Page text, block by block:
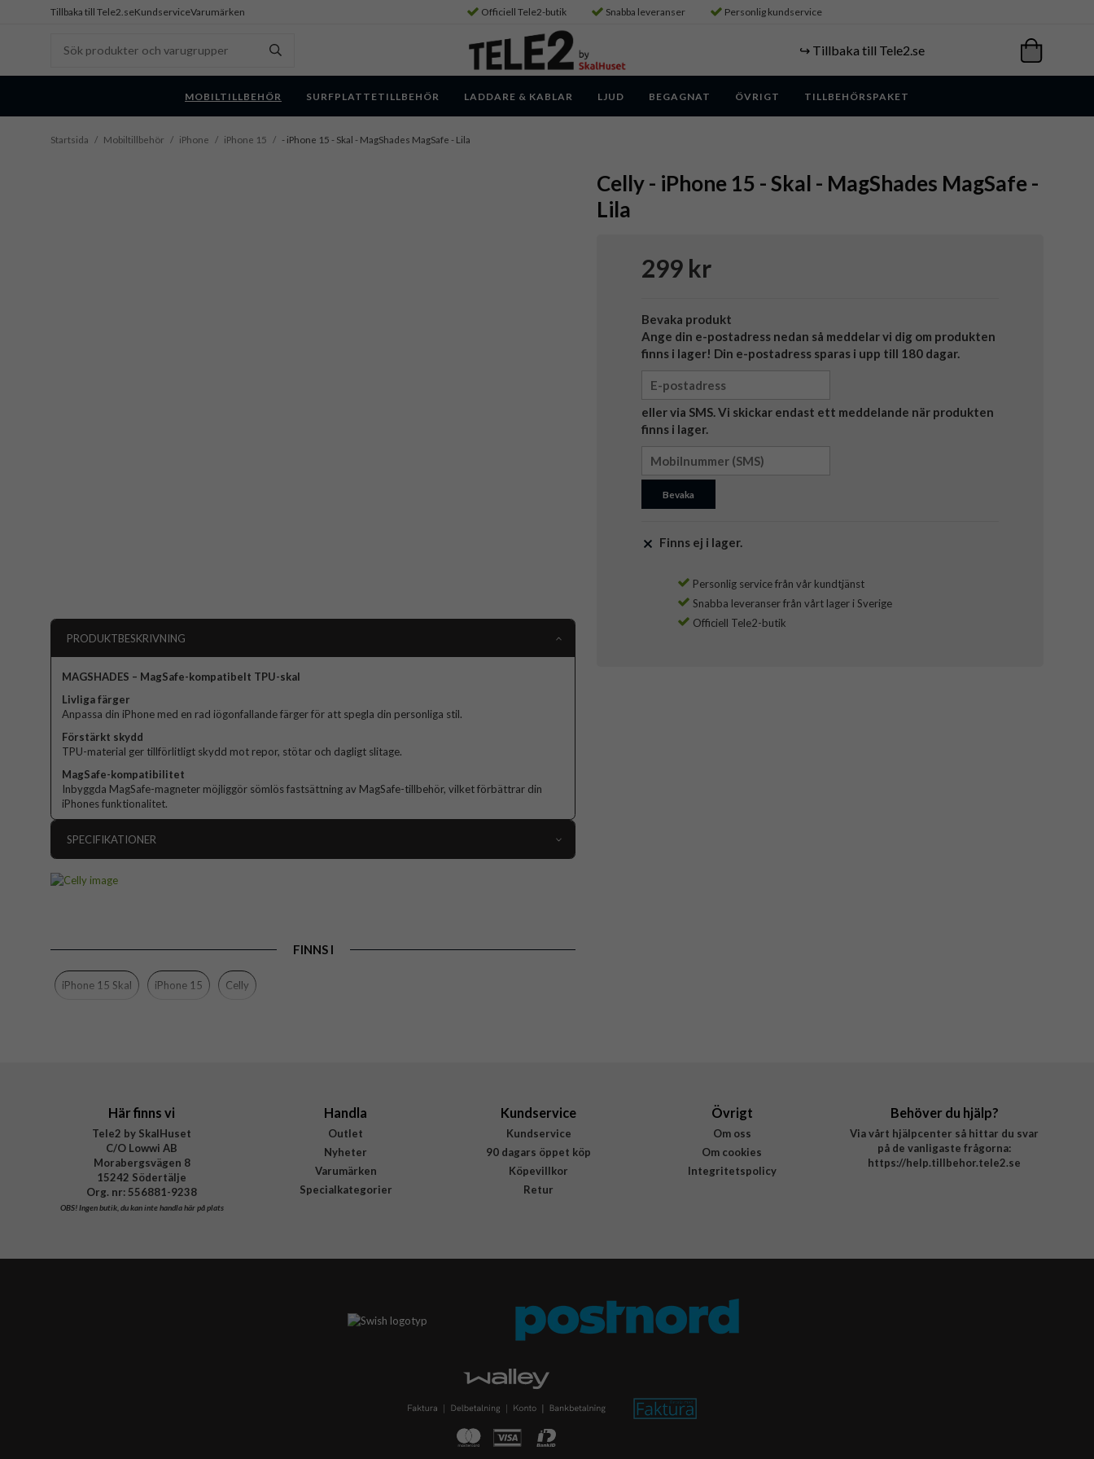
Tillbaka till Tele2.seKundserviceVarumärken Officiell Tele2-butik Snabba leveranser Personlig kundservice
↪️ Tillbaka till Tele2.se
MOBILTILLBEHÖR SURFPLATTETILLBEHÖR LADDARE & KABLAR LJUD BEGAGNAT ÖVRIGT TILLBEHÖRSPAKET
Startsida / Mobiltillbehör / iPhone / iPhone 15 / - iPhone 15 - Skal - MagShades MagSafe - Lila
Celly - iPhone 15 - Skal - MagShades MagSafe -
Lila
299 kr
Bevaka produkt
Ange din e-postadress nedan så meddelar vi dig om produkten
finns i lager! Din e-postadress sparas i upp till 180 dagar.
eller via SMS. Vi skickar endast ett meddelande när produkten
finns i lager.
Bevaka
Finns ej i lager.
Personlig service från vår kundtjänst
Snabba leveranser från vårt lager i Sverige
Officiell Tele2-butik
PRODUKTBESKRIVNING
MAGSHADES – MagSafe-kompatibelt TPU-skal
Livliga färger
Anpassa din iPhone med en rad iögonfallande färger för att spegla din personliga stil.
Förstärkt skydd
TPU-material ger tillförlitligt skydd mot repor, stötar och dagligt slitage.
MagSafe-kompatibilitet
Inbyggda MagSafe-magneter möjliggör sömlös fastsättning av MagSafe-tillbehör, vilket förbättrar din
iPhones funktionalitet.
SPECIFIKATIONER
Egenskaper
MagSafe-kompatibel
Färg
FINNS I
iPhone 15 Skal iPhone 15 Celly
Här finns vi
Tele2 by SkalHuset
C/O Lowwi AB
Morabergsvägen 8
15242 Södertälje
Org. nr: 556881-9238
OBS!Ingen butik, du kan inte handla här på plats
Handla
Outlet
Nyheter
Varumärken
Specialkategorier
Kundservice
Kundservice
90 dagars öppet köp
Köpevillkor
Retur
Övrigt
Om oss
Om cookies
Integritetspolicy
Behöver du hjälp?
Via vårt hjälpcenter så hittar du svar
på de vanligaste frågorna:
https://help.tillbehor.tele2.se